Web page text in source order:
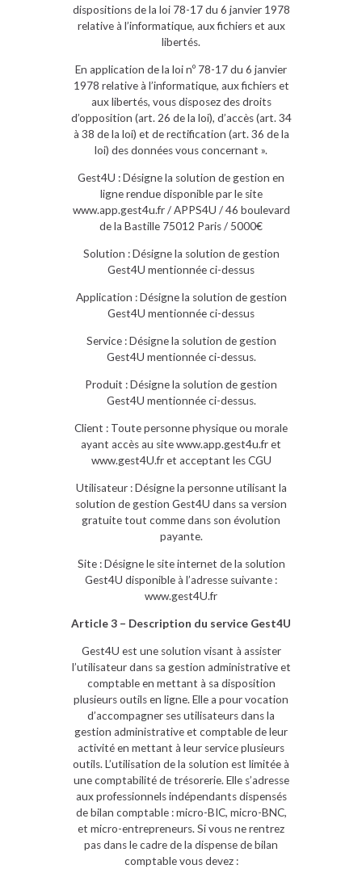
dispositions de la loi 78-17 du 6 janvier 1978
relative à l’informatique, aux fichiers et aux
libertés.
En application de la loi nº 78-17 du 6 janvier
1978 relative à l’informatique, aux fichiers et
aux libertés, vous disposez des droits
d’opposition (art. 26 de la loi), d’accès (art. 34
à 38 de la loi) et de rectification (art. 36 de la
loi) des données vous concernant ».
Gest4U : Désigne la solution de gestion en
ligne rendue disponible par le site
www.app.gest4u.fr / APPS4U / 46 boulevard
de la Bastille 75012 Paris / 5000€
Solution : Désigne la solution de gestion
Gest4U mentionnée ci-dessus
Application : Désigne la solution de gestion
Gest4U mentionnée ci-dessus
Service : Désigne la solution de gestion
Gest4U mentionnée ci-dessus.
Produit : Désigne la solution de gestion
Gest4U mentionnée ci-dessus.
Client : Toute personne physique ou morale
ayant accès au site www.app.gest4u.fr et
www.gest4U.fr et acceptant les CGU
Utilisateur : Désigne la personne utilisant la
solution de gestion Gest4U dans sa version
gratuite tout comme dans son évolution
payante.
Site : Désigne le site internet de la solution
Gest4U disponible à l’adresse suivante :
www.gest4U.fr
Article 3 – Description du service Gest4U
Gest4U est une solution visant à assister
l’utilisateur dans sa gestion administrative et
comptable en mettant à sa disposition
plusieurs outils en ligne. Elle a pour vocation
d’accompagner ses utilisateurs dans la
gestion administrative et comptable de leur
activité en mettant à leur service plusieurs
outils. L’utilisation de la solution est limitée à
une comptabilité de trésorerie. Elle s’adresse
aux professionnels indépendants dispensés
de bilan comptable : micro-BIC, micro-BNC,
et micro-entrepreneurs. Si vous ne rentrez
pas dans le cadre de la dispense de bilan
comptable vous devez :